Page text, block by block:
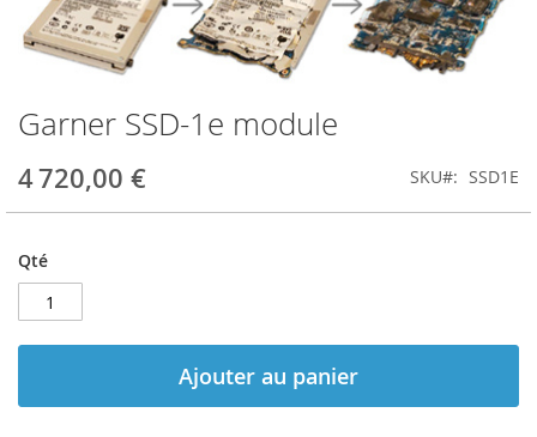
Garner SSD-1e module
4 720,00 € SKU SSD1E
Qté
Ajouter au panier
Skip
to
the
beginning
of
images
gallery